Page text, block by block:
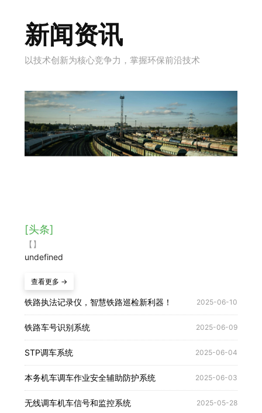
新闻资讯
以技术创新为核心竞争力，掌握环保前沿技术
[头条]
【】
undefined
查看更多 →
铁路执法记录仪，智慧铁路巡检新利器！ 2025-06-10
铁路车号识别系统 2025-06-09
STP调车系统 2025-06-04
本务机车调车作业安全辅助防护系统 2025-06-03
无线调车机车信号和监控系统 2025-05-28